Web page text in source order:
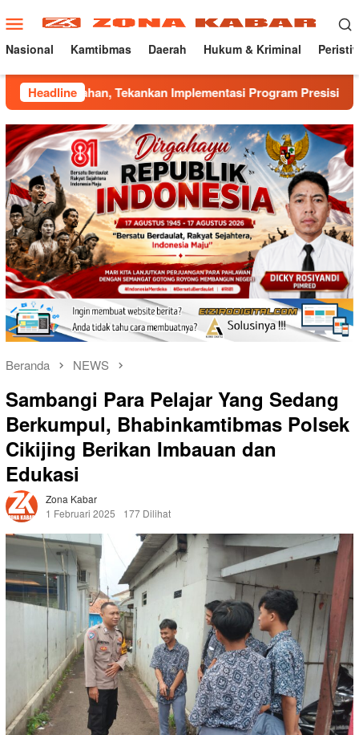
ke
konten
Menu
Mobile
Nasional Kamtibmas Daerah Hukum & Kriminal
Headline
Tekankan Implementasi Program Presisi Kapolri
Beranda NEWS
Sambangi Para Pelajar Yang Sedang
Berkumpul, Bhabinkamtibmas Polsek
Cikijing Berikan Imbauan dan
Edukasi
Zona Kabar
1 Februari 2025
177 Dilihat